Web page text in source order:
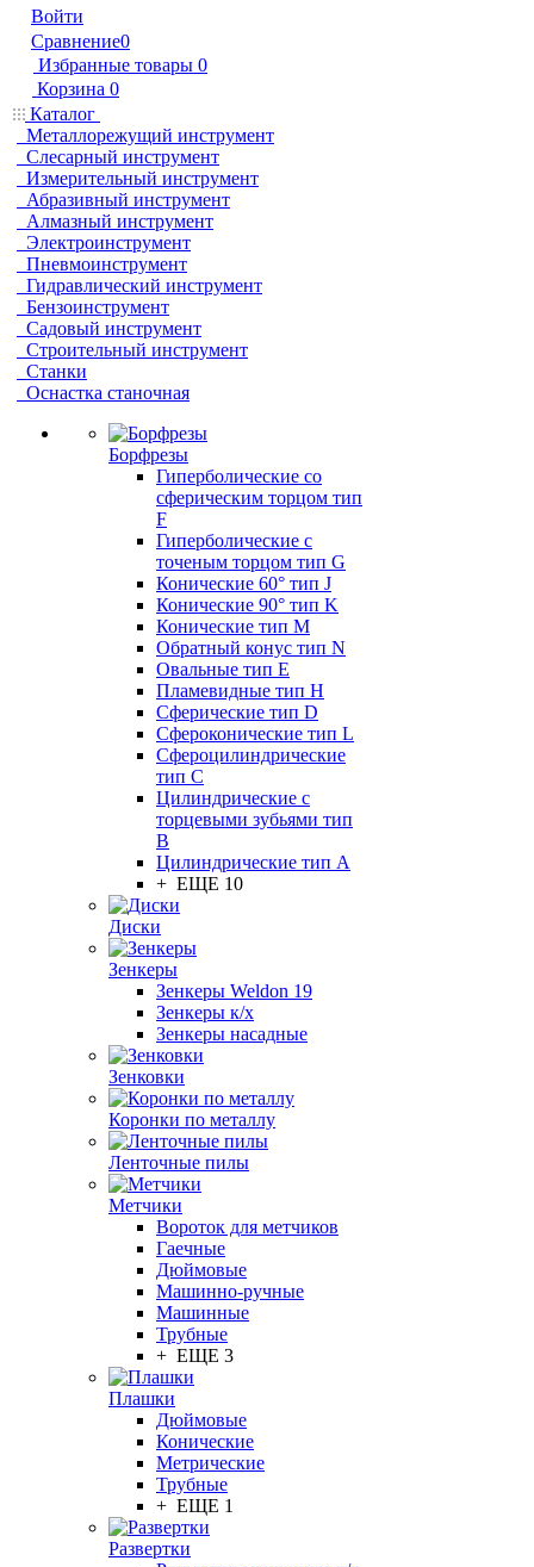
Войти
Сравнение0
Избранные товары 0
Корзина 0
Каталог
Металлорежущий инструмент
Слесарный инструмент
Измерительный инструмент
Абразивный инструмент
Алмазный инструмент
Электроинструмент
Пневмоинструмент
Гидравлический инструмент
Бензоинструмент
Садовый инструмент
Строительный инструмент
Станки
Оснастка станочная
Борфрезы
Гиперболические cо
сферическим торцом тип
F
Гиперболические с
точеным торцом тип G
Конические 60° тип J
Конические 90° тип K
Конические тип M
Обратный конус тип N
Овальные тип E
Пламевидные тип H
Сферические тип D
Сфероконические тип L
Сфероцилиндрические
тип C
Цилиндрические с
торцевыми зубьями тип
B
Цилиндрические тип А
+ ЕЩЕ 10
Диски
Зенкеры
Зенкеры Weldon 19
Зенкеры к/х
Зенкеры насадные
Зенковки
Коронки по металлу
Ленточные пилы
Метчики
Вороток для метчиков
Гаечные
Дюймовые
Машинно-ручные
Машинные
Трубные
+ ЕЩЕ 3
Плашки
Дюймовые
Конические
Метрические
Трубные
+ ЕЩЕ 1
Развертки